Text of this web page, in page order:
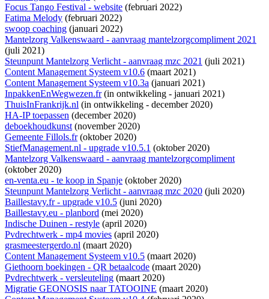
Focus Tango Festival - website (februari 2022)
Fatima Melody (februari 2022)
swoop coaching (januari 2022)
Mantelzorg Valkenswaard - aanvraag mantelzorgcompliment 2021
(juli 2021)
Steunpunt Mantelzorg Verlicht - aanvraag mzc 2021 (juli 2021)
Content Management Systeem v10.6 (maart 2021)
Content Management Systeem v10.3a (januari 2021)
InpakkenEnWegwezen.fr(in ontwikkeling - januari 2021)
ThuisInFrankrijk.nl (in ontwikkeling - december 2020)
HA-IP toepassen (december 2020)
deboekhoudkunst(november 2020)
Gemeente Fillols.fr(oktober 2020)
StiefManagement.nl - upgrade v10.5.1 (oktober 2020)
Mantelzorg Valkenswaard - aanvraag mantelzorgcompliment
(oktober 2020)
en-venta.eu - te koop in Spanje (oktober 2020)
Steunpunt Mantelzorg Verlicht - aanvraag mzc 2020 (juli 2020)
Baillestavy.fr - upgrade v10.5 (juni 2020)
Baillestavy.eu - planbord (mei 2020)
Indische Duinen - restyle (april 2020)
Pvdrechtwerk - mp4 movies (april 2020)
grasmeestergerdo.nl (maart 2020)
Content Management Systeem v10.5 (maart 2020)
Giethoorn boekingen - QR betaalcode (maart 2020)
Pvdrechtwerk - versleuteling (maart 2020)
Migratie GEONOSIS naar TATOOINE (maart 2020)